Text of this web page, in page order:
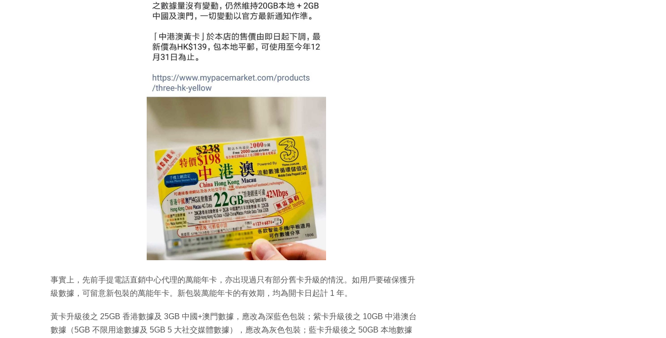
事實上，先前手提電話直銷中心代理的萬能年卡，亦出現過只有部分舊卡升級的情況。如用戶要確保獲升
級數據，可留意新包裝的萬能年卡。新包裝萬能年卡的有效期，均為開卡日起計 1 年。
黃卡升級後之 25GB 香港數據及 3GB 中國+澳門數據，應改為深藍色包裝；紫卡升級後之 10GB 中港澳台
數據（5GB 不限用途數據及 5GB 5 大社交媒體數據），應改為灰色包裝；藍卡升級後之 50GB 本地數據